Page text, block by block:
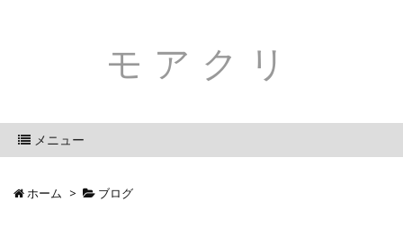
モアクリ
メニュー
ホーム > ブログ